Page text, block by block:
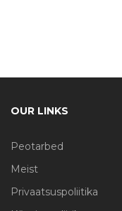
OUR LINKS
Peotarbed
Meist
Privaatsuspoliitika